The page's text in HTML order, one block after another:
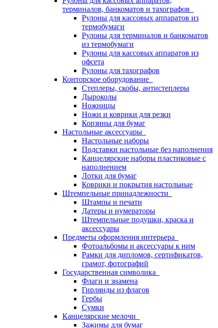
терминалов, банкоматов и тахографов
Рулоны для кассовых аппаратов из
термобумаги
Рулоны для терминалов и банкоматов
из термобумаги
Рулоны для кассовых аппаратов из
офсета
Рулоны для тахографов
Конторское оборудование
Степлеры, скобы, антистеплеры
Дыроколы
Ножницы
Ножи и коврики для резки
Корзины для бумаг
Настольные аксессуары
Настольные наборы
Подставки настольные без наполнения
Канцелярские наборы пластиковые с
наполнением
Лотки для бумаг
Коврики и покрытия настольные
Штемпельные принадлежности
Штампы и печати
Датеры и нумераторы
Штемпельные подушки, краска и
аксессуары
Предметы оформления интерьера
Фотоальбомы и аксессуары к ним
Рамки для дипломов, сертификатов,
грамот, фотографий
Государственная символика
Флаги и знамена
Гирлянды из флагов
Гербы
Сумки
Канцелярские мелочи
Зажимы для бумаг